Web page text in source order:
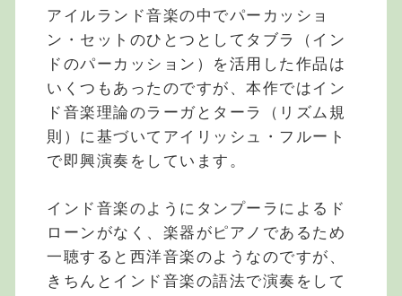
アイルランド音楽の中でパーカッショ
ン・セットのひとつとしてタブラ（イン
ドのパーカッション）を活用した作品は
いくつもあったのですが、本作ではイン
ド音楽理論のラーガとターラ（リズム規
則）に基づいてアイリッシュ・フルート
で即興演奏をしています。
インド音楽のようにタンプーラによるド
ローンがなく、楽器がピアノであるため
一聴すると西洋音楽のようなのですが、
きちんとインド音楽の語法で演奏をして